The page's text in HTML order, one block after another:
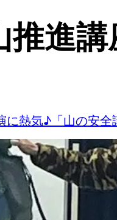
推進講
熱気♪「山の安全